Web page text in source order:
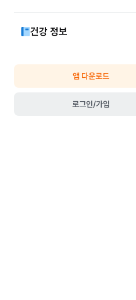
건강 정보
앱 다운로드
로그인/가입